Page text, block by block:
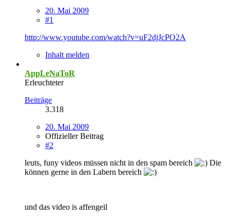
20. Mai 2009
#1
http://www.youtube.com/watch?v=uF2djJcPO2A
Inhalt melden
AppLeNaToR
Erleuchteter
Beiträge
3.318
20. Mai 2009
Offizieller Beitrag
#2
leuts, funy videos müssen nicht in den spam bereich
Die
können gerne in den Labern bereich
und das video is affengeil